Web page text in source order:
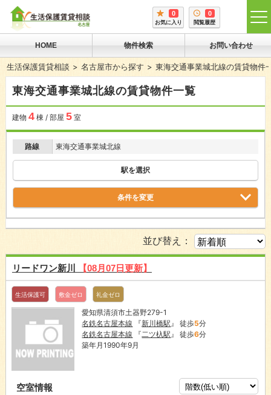
0
お気に入り
0
閲覧履歴
HOME 物件検索 お問い合わせ
生活保護賃貸相談 名古屋市から探す 東海交通事業城北線の賃貸物件
東海交通事業城北線の賃貸物件一覧
建物 4棟 / 部屋 5室
路線 東海交通事業城北線
駅を選択
条件を変更
並び替え：
リードワン新川 【08月07日更新】
生活保護可 敷金ゼロ 礼金ゼロ
愛知県清須市土器野279-1
名鉄名古屋本線 『新川橋駅』 徒歩5分
名鉄名古屋本線 『二ツ杁駅』 徒歩6分
築年月1990年9月
空室情報